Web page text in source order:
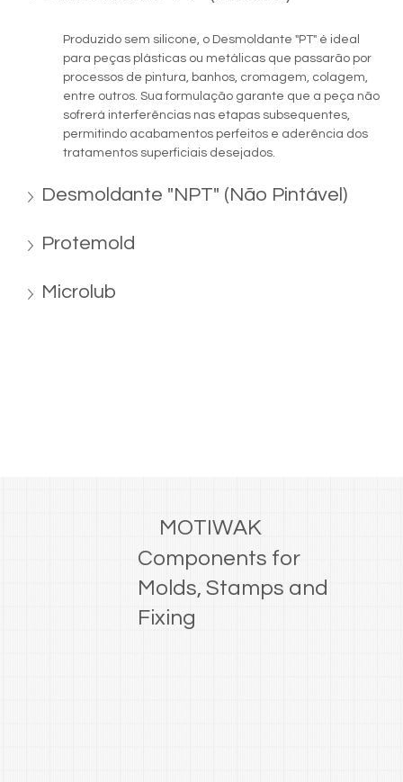
Produzido sem silicone, o Desmoldante "PT" é ideal
para peças plásticas ou metálicas que passarão por
processos de pintura, banhos, cromagem, colagem,
entre outros. Sua formulação garante que a peça não
sofrerá interferências nas etapas subsequentes,
permitindo acabamentos perfeitos e aderência dos
tratamentos superficiais desejados.
Desmoldante "NPT" (Não Pintável)
Protemold
Microlub
Components for
Molds, Stamps and
Fixing
MOTIWAK